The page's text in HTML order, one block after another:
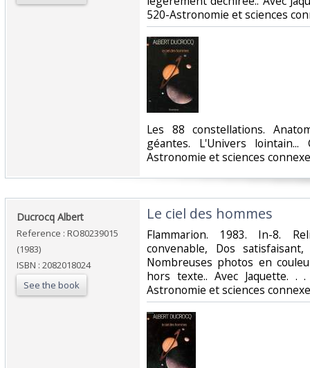
520-Astronomie et sciences
‎Les 88 constellations.
géantes. L'Univers
Astronomie et sciences
‎Ducrocq Albert‎
Reference : RO80239015
(1983)
ISBN : 2082018024
See the book
‎Le ciel des hommes‎
‎Flammarion. 1983. In-8.
convenable, Dos
Nombreuses photos en
hors texte.. Avec Jaquette. .
Astronomie et sciences